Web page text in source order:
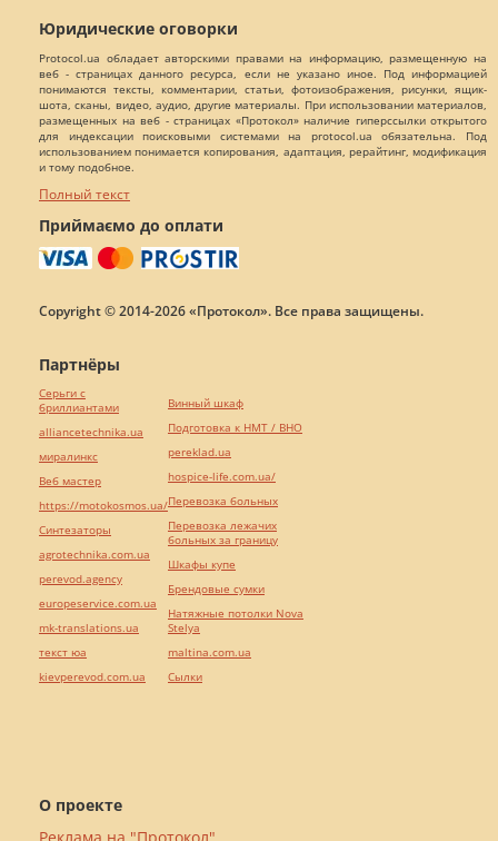
Юридические оговорки
Protocol.ua обладает авторскими правами на информацию, размещенную на
веб - страницах данного ресурса, если не указано иное. Под информацией
понимаются тексты, комментарии, статьи, фотоизображения, рисунки, ящик-
шота, сканы, видео, аудио, другие материалы. При использовании материалов,
размещенных на веб - страницах «Протокол» наличие гиперссылки открытого
для индексации поисковыми системами на protocol.ua обязательна. Под
использованием понимается копирования, адаптация, рерайтинг, модификация
и тому подобное.
Полный текст
Приймаємо до оплати
Copyright © 2014-2026 «Протокол». Все права защищены.
О проекте
Партнёры
Серьги с
бриллиантами
alliancetechnika.ua
миралинкс
Веб мастер
https://motokosmos.ua/
Синтезаторы
agrotechnika.com.ua
perevod.agency
europeservice.com.ua
mk-translations.ua
текст юа
kievperevod.com.ua
Винный шкаф
Подготовка к НМТ / ВНО
pereklad.ua
hospice-life.com.ua/
Перевозка больных
Перевозка лежачих
больных за границу
Шкафы купе
Брендовые сумки
Натяжные потолки Nova
Stelya
maltina.com.ua
Cылки